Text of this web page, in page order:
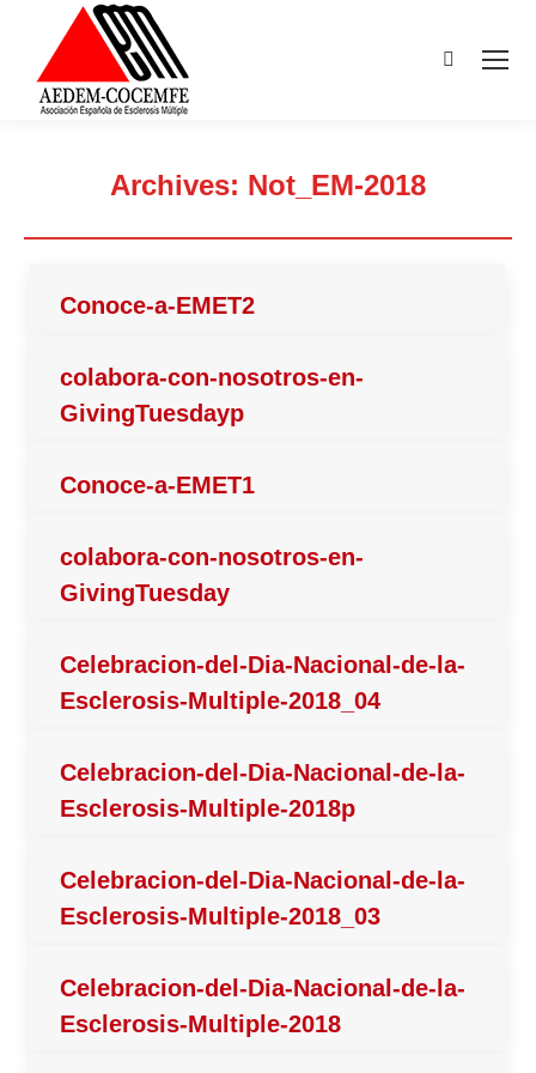
Buscar:
Archives: Not_EM-2018
Conoce-a-EMET2
colabora-con-nosotros-en-
GivingTuesdayp
Conoce-a-EMET1
colabora-con-nosotros-en-
GivingTuesday
Celebracion-del-Dia-Nacional-de-la-
Esclerosis-Multiple-2018_04
Celebracion-del-Dia-Nacional-de-la-
Esclerosis-Multiple-2018p
Celebracion-del-Dia-Nacional-de-la-
Esclerosis-Multiple-2018_03
Celebracion-del-Dia-Nacional-de-la-
Esclerosis-Multiple-2018